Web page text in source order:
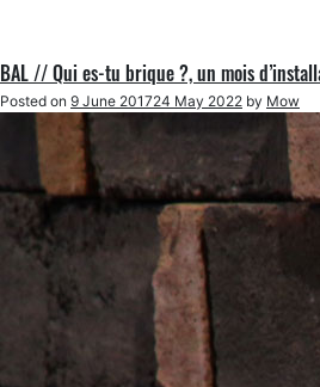
BAL // Qui es-tu brique ?, un mois
Posted on 9 June 201724 May 2022 by Mow